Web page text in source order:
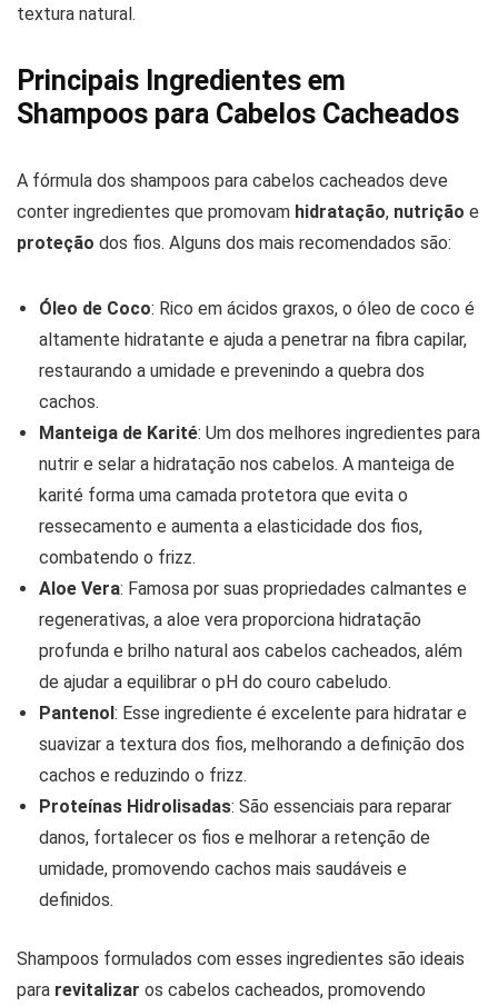
textura natural.
Principais Ingredientes em
Shampoos para Cabelos Cacheados
A fórmula dos shampoos para cabelos cacheados deve
conter ingredientes que promovam hidratação, nutrição e
proteção dos fios. Alguns dos mais recomendados são:
Óleo de Coco: Rico em ácidos graxos, o óleo de coco é
altamente hidratante e ajuda a penetrar na fibra capilar,
restaurando a umidade e prevenindo a quebra dos
cachos.
Manteiga de Karité: Um dos melhores ingredientes para
nutrir e selar a hidratação nos cabelos. A manteiga de
karité forma uma camada protetora que evita o
ressecamento e aumenta a elasticidade dos fios,
combatendo o frizz.
Aloe Vera: Famosa por suas propriedades calmantes e
regenerativas, a aloe vera proporciona hidratação
profunda e brilho natural aos cabelos cacheados, além
de ajudar a equilibrar o pH do couro cabeludo.
Pantenol: Esse ingrediente é excelente para hidratar e
suavizar a textura dos fios, melhorando a definição dos
cachos e reduzindo o frizz.
Proteínas Hidrolisadas: São essenciais para reparar
danos, fortalecer os fios e melhorar a retenção de
umidade, promovendo cachos mais saudáveis e
definidos.
Shampoos formulados com esses ingredientes são ideais
para revitalizar os cabelos cacheados, promovendo